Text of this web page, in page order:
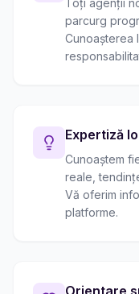
Toți agenții
parcurg
Cunoașterea
Expertiză
Cunoaștem
reale,
Vă oferim
platforme.
Orientare